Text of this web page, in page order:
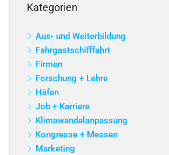
Kategorien
Aus- und Weiterbildung
Fahrgastschifffahrt
Firmen
Forschung + Lehre
Häfen
Job + Karriere
Klimawandelanpassung
Kongresse + Messen
Marketing